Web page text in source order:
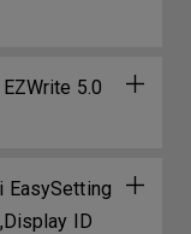
5.0
EasySetting
ID